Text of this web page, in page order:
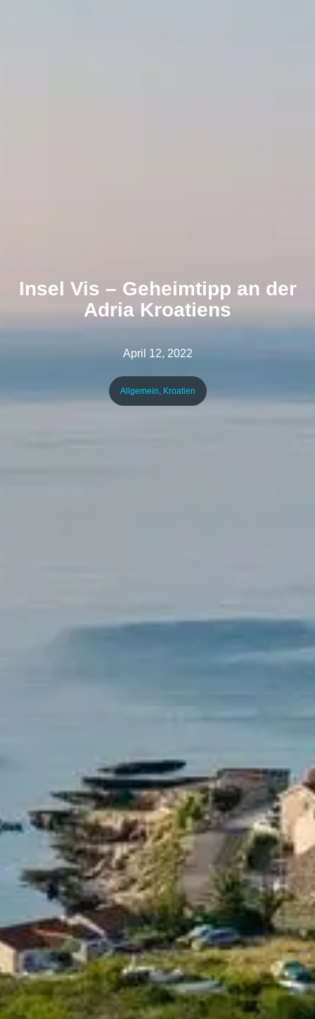
Insel Vis – Geheimtipp an der
Adria Kroatiens
April 12, 2022
Allgemein, Kroatien